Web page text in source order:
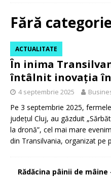
Fără
ACTUALITATE
În inima
întâlnit inovația
4 septembrie 2025
Pe 3 septembrie 2025,
județul Cluj, au găzduit
la dronă”, cel mai mare
din Transilvania, organizat pe
Rădăcina pâinii de